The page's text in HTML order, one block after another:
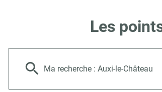
Les
Ma recherche : Auxi-le-Château